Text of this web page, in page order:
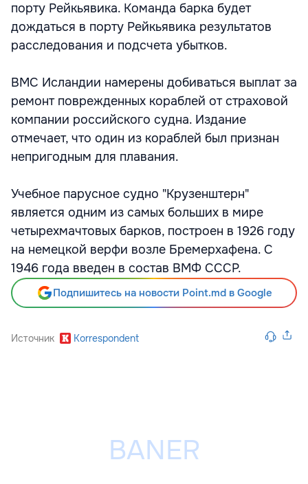
порту Рейкьявика. Команда барка будет
дождаться в порту Рейкьявика результатов
расследования и подсчета убытков.
ВМС Исландии намерены добиваться выплат за
ремонт поврежденных кораблей от страховой
компании российского судна. Издание
отмечает, что один из кораблей был признан
непригодным для плавания.
Учебное парусное судно "Крузенштерн"
является одним из самых больших в мире
четырехмачтовых барков, построен в 1926 году
на немецкой верфи возле Бремерхафена. С
1946 года введен в состав ВМФ СССР.
Подпишитесь на новости Point.md в Google
Источник Korrespondent